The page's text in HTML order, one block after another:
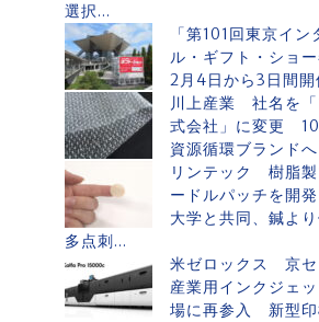
選択...
「第101回東京イ
ル・ギフト・ショ
2月4日から3日間開
川上産業 社名を「
式会社」に変更 10
資源循環ブランドへ
リンテック 樹脂製
ードルパッチを開
大学と共同、鍼よ
多点刺...
米ゼロックス 京
産業用インクジェ
場に再参入 新型印